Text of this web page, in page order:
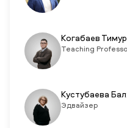
Когабаев Тимур
Teaching
Кустубаева
Эдвайзер